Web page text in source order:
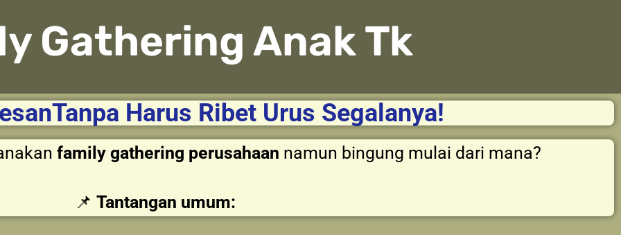
Gathering Anak Tk
Harus Ribet Urus Segalanya!
family gathering perusahaan namun bingung mulai dari mana?
📌 Tantangan umum: